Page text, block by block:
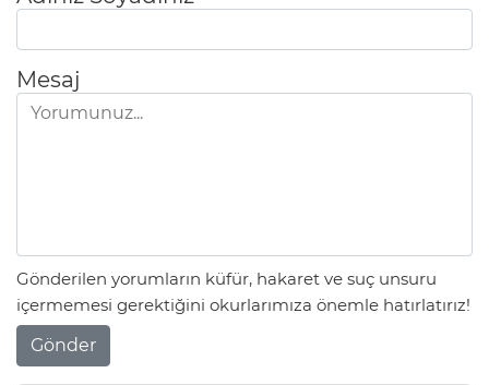
Mesaj
Gönderilen yorumların küfür, hakaret ve suç unsuru
içermemesi gerektiğini okurlarımıza önemle hatırlatırız!
Gönder